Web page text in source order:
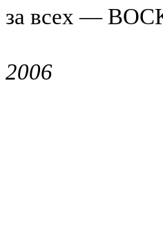
за всех —
2006